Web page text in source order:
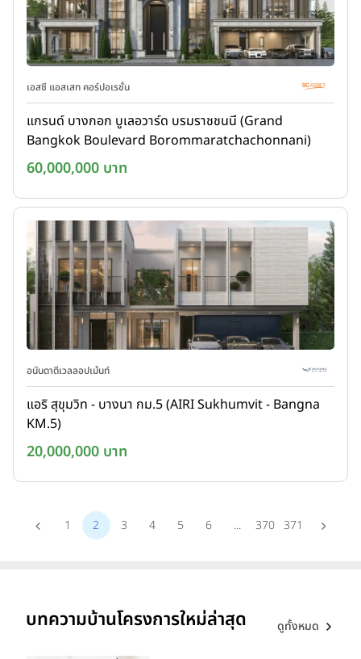
เอสซี แอสเสท คอร์ปอเรชั่น
แกรนด์ บางกอก บูเลอวาร์ด บรมราชชนนี (Grand
Bangkok Boulevard Borommaratchachonnani)
60,000,000 บาท
อนันดาดีเวลลอปเม้นท์
แอริ สุขุมวิท - บางนา กม.5 (AIRI Sukhumvit - Bangna
KM.5)
20,000,000 บาท
1 2 3 4 5 6 ... 370 371
บทความบ้านโครงการใหม่ล่าสุด ดูทั้งหมด